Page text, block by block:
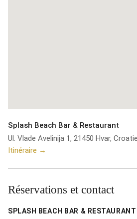
Splash Beach Bar & Restaurant
Ul. Vlade Avelinija 1, 21450 Hvar, Croatie
Itinéraire →
Réservations et contact
SPLASH BEACH BAR & RESTAURANT